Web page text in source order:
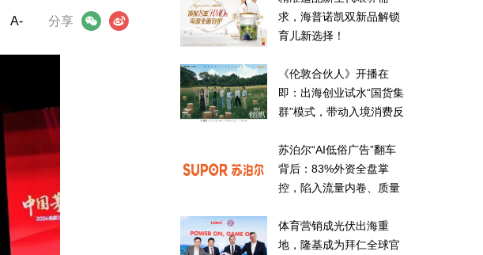
分享
微信 微博
A-
求，海普诺凯双新品解锁
育儿新选择！
《伦敦合伙人》开播在
即：出海创业试水“国货集
群”模式，带动入境消费反
苏泊尔“AI低俗广告”翻车
背后：83%外资全盘掌
控，陷入流量内卷、质量
体育营销成光伏出海重
地，隆基成为拜仁全球官